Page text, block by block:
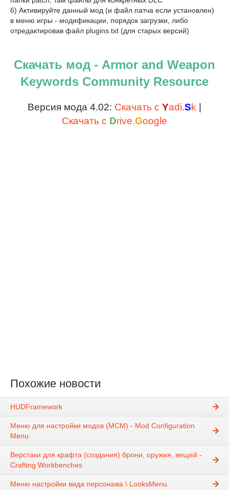
6) Активируйте данный мод (и файл патча если установлен)
в меню игры - модификации, порядок загрузки, либо
отредактировав файл plugins.txt (для старых версий)
Скачать мод - Armor and Weapon
Keywords Community Resource
Версия мода 4.02: Скачать с Yadi.Sk
Скачать с Drive.Google
Похожие новости
HUDFramework
Меню для настройки модов (MCM) - Mod Configuration
Menu
Верстаки для крафта (создания) брони, оружия, вещей -
Crafting Workbenches
Меню настройки вида персонажа \ LooksMenu